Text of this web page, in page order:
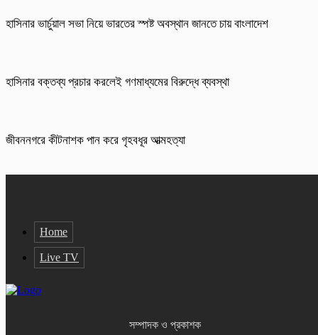
হাসিনার ভার্চুয়াল সভা নিয়ে ভারতের স্পষ্ট অবস্থান জানতে চায় বাংলাদেশ
হাসিনার বক্তব্য প্রচার করলেই গণমাধ্যমের বিরুদ্ধে ব্যবস্থা
জীবননগরে কীটনাশক পান করে গৃহবধূর আত্মহত্যা
Home
Live TV
সম্পাদক ও প্রকাশক